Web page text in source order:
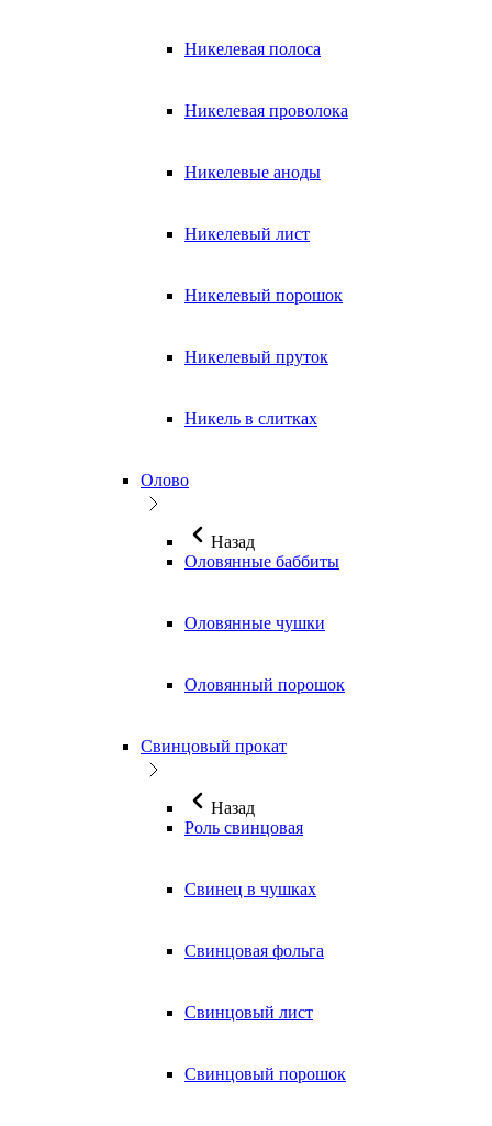
Никелевая полоса
Никелевая проволока
Никелевые аноды
Никелевый лист
Никелевый порошок
Никелевый пруток
Никель в слитках
Олово
Назад
Оловянные баббиты
Оловянные чушки
Оловянный порошок
Свинцовый прокат
Назад
Роль свинцовая
Свинец в чушках
Свинцовая фольга
Свинцовый лист
Свинцовый порошок